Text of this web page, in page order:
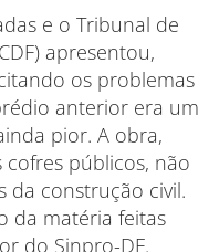
e o Tribunal de
apresentou,
os problemas
anterior era um
pior. A obra,
públicos, não
da construção civil.
da matéria feitas
do Sinpro-DF.